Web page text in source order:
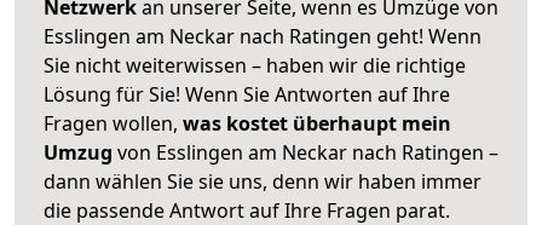
Netzwerkan unserer Seite, wenn es Umzüge von
Esslingen am Neckar nach Ratingen geht! Wenn
Sie nicht weiterwissen – haben wir die richtige
Lösung für Sie! Wenn Sie Antworten auf Ihre
Fragen wollen, was kostet überhaupt mein
Umzug von Esslingen am Neckar nach Ratingen –
dann wählen Sie sie uns, denn wir haben immer
die passende Antwort auf Ihre Fragen parat.